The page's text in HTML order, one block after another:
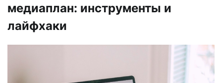
медиаплан: инструменты и
лайфхаки